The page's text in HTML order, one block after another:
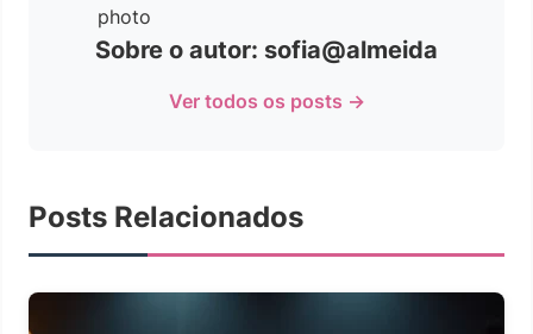
Sobre o autor: sofia@almeida
Ver todos os posts →
Posts Relacionados